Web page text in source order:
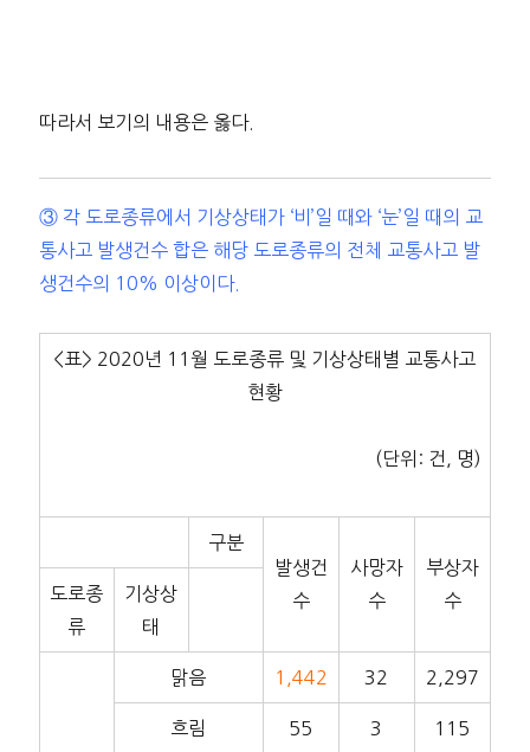
따라서 보기의 내용은 옳다.
③ 각 도로종류에서 기상상태가 ‘비’일 때와 ‘눈’일 때의 교
통사고 발생건수 합은 해당 도로종류의 전체 교통사고 발
생건수의 10% 이상이다.
<표> 2020년 11월 도로종류 및 기상상태별 교통사고
현황
(단위: 건, 명)
구분
발생건
수
사망자
수
부상자
수
도로종
류
기상상
태
맑음 1,442 32 2,297
흐림 55 3 115